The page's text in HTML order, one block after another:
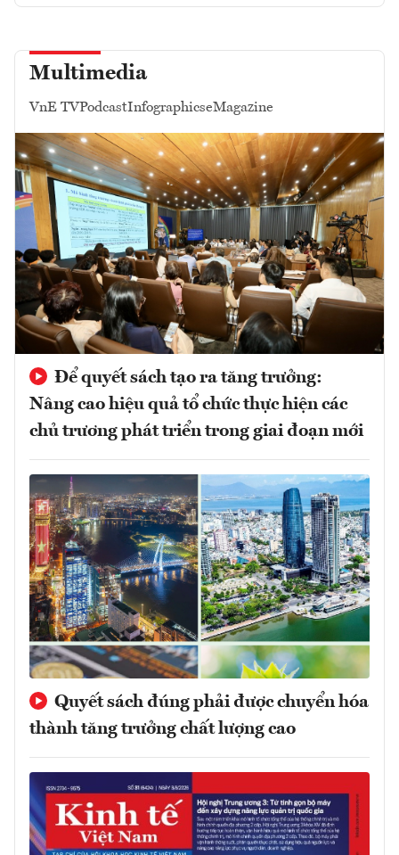
Multimedia
VnE TVPodcastInfographicseMagazine
Để quyết sách tạo ra tăng trưởng:
Nâng cao hiệu quả tổ chức thực hiện các
chủ trương phát triển trong giai đoạn mới
Quyết sách đúng phải được chuyển hóa
thành tăng trưởng chất lượng cao